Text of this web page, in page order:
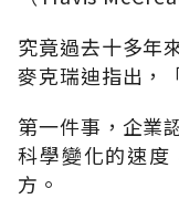
究竟過去十多年
麥克瑞迪指出，
第一件事，企業
科學變化的速度
方。